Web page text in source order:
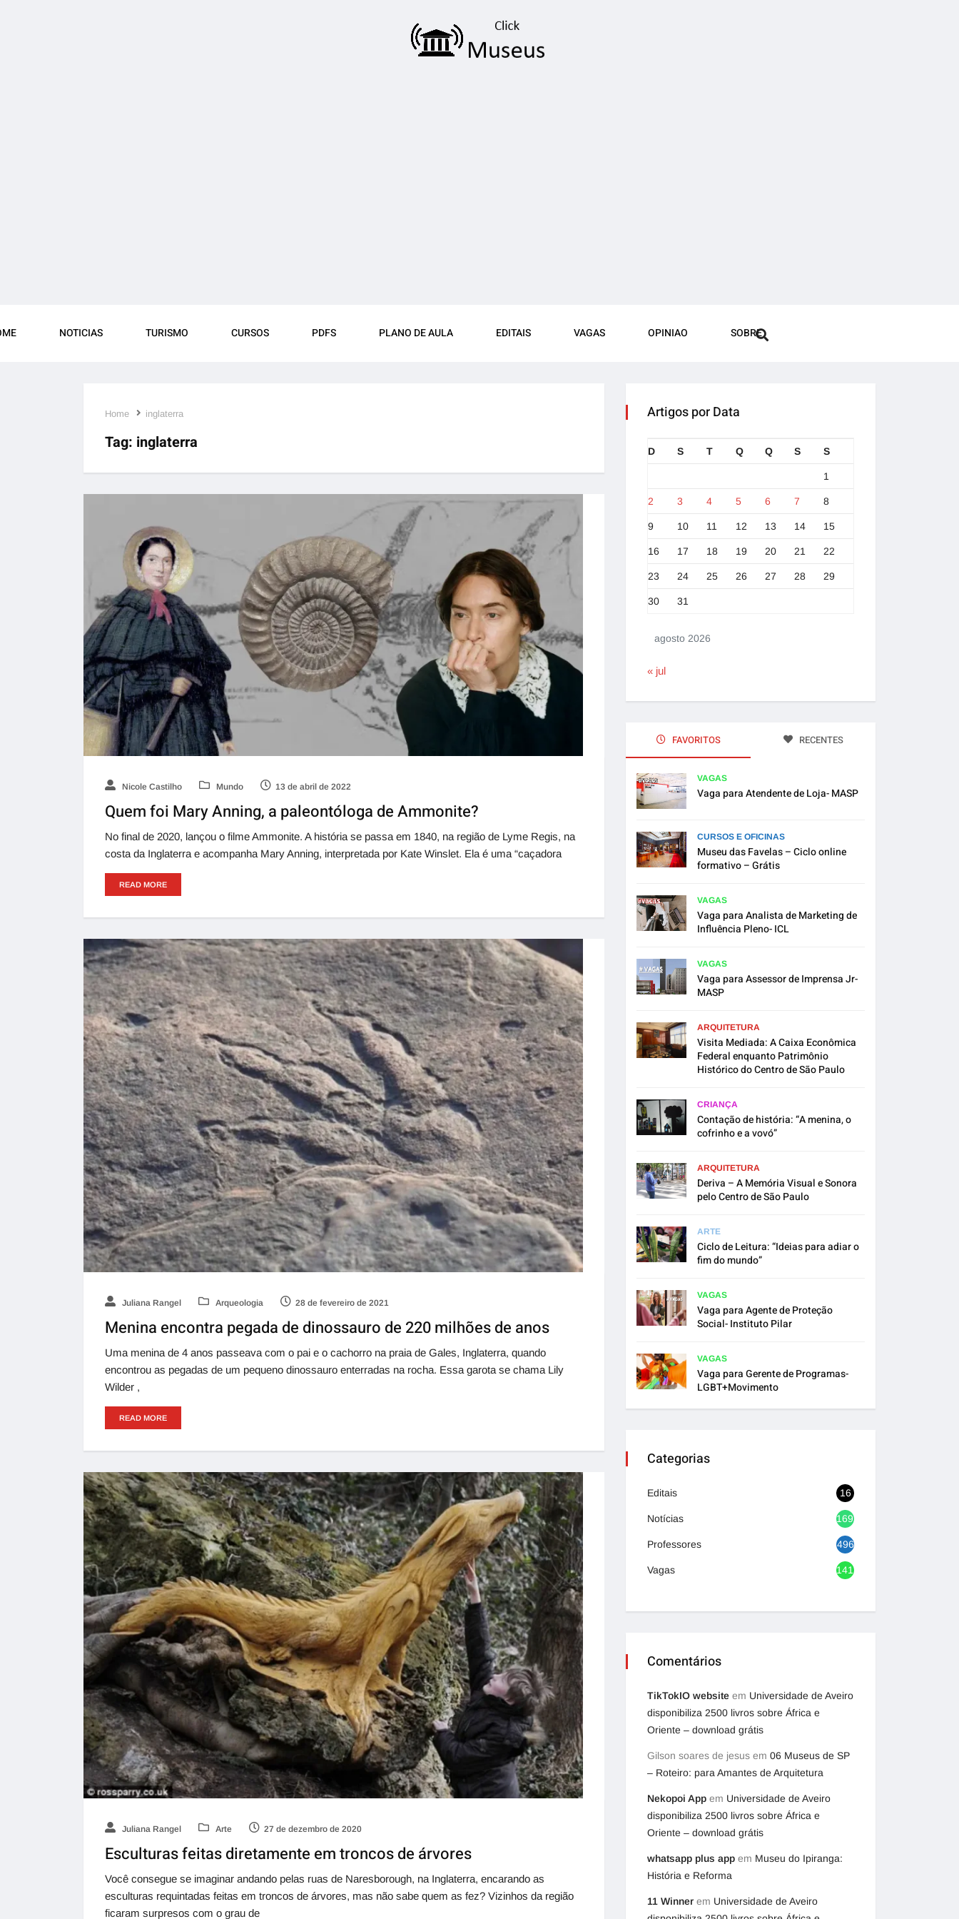
NOTICIAS TURISMO CURSOS PDFS PLANO DE AULA EDITAIS VAGAS OPINIAO SOBRE
Home inglaterra
Tag: inglaterra
Nicole Castilho Mundo 13 de abril de 2022
Quem foi Mary Anning, a paleontóloga de Ammonite?
No final de 2020, lançou o filme Ammonite. A história se passa em 1840, na região de Lyme Regis, na
costa da Inglaterra e acompanha Mary Anning, interpretada por Kate Winslet. Ela é uma “caçadora
READ MORE
Juliana Rangel Arqueologia 28 de fevereiro de 2021
Menina encontra pegada de dinossauro de 220 milhões de anos
Uma menina de 4 anos passeava com o pai e o cachorro na praia de Gales, Inglaterra, quando
encontrou as pegadas de um pequeno dinossauro enterradas na rocha. Essa garota se chama Lily
Wilder ,
READ MORE
Juliana Rangel Arte 27 de dezembro de 2020
Esculturas feitas diretamente em troncos de árvores
Você consegue se imaginar andando pelas ruas de Naresborough, na Inglaterra, encarando as
esculturas requintadas feitas em troncos de árvores, mas não sabe quem as fez? Vizinhos da região
ficaram surpresos com o grau de
Artigos por Data
agosto 2026
D S T Q Q S S
1
2 3 4 5 6 7 8
9 10 11 12 13 14 15
16 17 18 19 20 21 22
23 24 25 26 27 28 29
30 31
« jul
FAVORITOS RECENTES
VAGAS
Vaga para Atendente de Loja- MASP
CURSOS E OFICINAS
Museu das Favelas – Ciclo online
formativo – Grátis
VAGAS
Vaga para Analista de Marketing de
Influência Pleno- ICL
VAGAS
Vaga para Assessor de Imprensa Jr-
MASP
ARQUITETURA
Visita Mediada: A Caixa Econômica
Federal enquanto Patrimônio
Histórico do Centro de São Paulo
CRIANÇA
Contação de história: “A menina, o
cofrinho e a vovó”
ARQUITETURA
Deriva – A Memória Visual e Sonora
pelo Centro de São Paulo
ARTE
Ciclo de Leitura: “Ideias para adiar o
fim do mundo”
VAGAS
Vaga para Agente de Proteção
Social- Instituto Pilar
VAGAS
Vaga para Gerente de Programas-
LGBT+Movimento
Categorias
Editais 16
Notícias 1692
Professores 496
Vagas 1417
Comentários
TikTokIO website em Universidade de Aveiro
disponibiliza 2500 livros sobre África e
Oriente – download grátis
Gilson soares de jesus em 06 Museus de SP
– Roteiro: para Amantes de Arquitetura
Nekopoi App em Universidade de Aveiro
disponibiliza 2500 livros sobre África e
Oriente – download grátis
whatsapp plus app em Museu do Ipiranga:
História e Reforma
11 Winner em Universidade de Aveiro